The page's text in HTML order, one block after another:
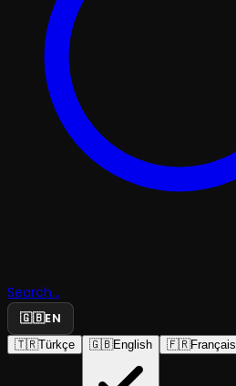
Search...
🇬🇧EN
🇹🇷Türkçe 🇬🇧English 🇫🇷Français